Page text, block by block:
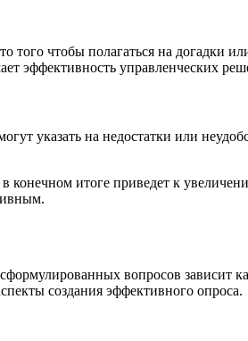
чтобы полагаться на догадки
эффективность управленческих
указать на недостатки или
итоге приведет к
вопросов зависит
создания эффективного опроса.